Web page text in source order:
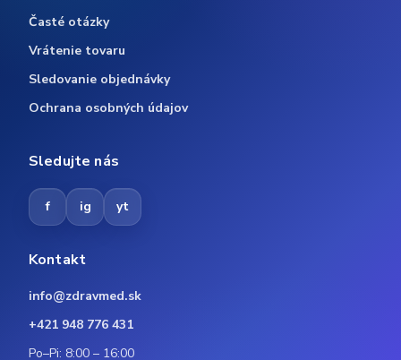
Časté otázky
Vrátenie tovaru
Sledovanie objednávky
Ochrana osobných údajov
Sledujte nás
f ig yt
Kontakt
info@zdravmed.sk
+421 948 776 431
Po–Pi: 8:00 – 16:00